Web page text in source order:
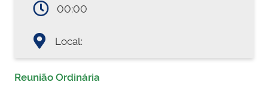
00:00
Local:
Reunião Ordinária